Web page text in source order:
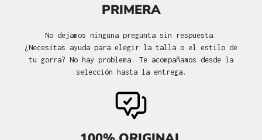
PRIMERA
No dejamos ninguna pregunta sin respuesta.
¿Necesitas ayuda para elegir la talla o el estilo de
tu gorra? No hay problema. Te acompañamos desde la
selección hasta la entrega.